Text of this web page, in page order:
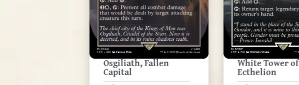
Osgiliath, Fallen
Capital
White Tower of
Ecthelion